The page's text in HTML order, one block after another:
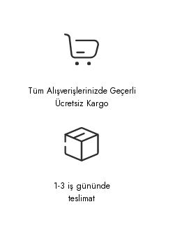
Tüm Alışverişlerinizde Geçerli
Ücretsiz Kargo
1-3 iş gününde
teslimat